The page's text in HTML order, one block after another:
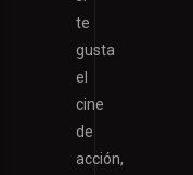
te
gusta
el
cine
de
acción,